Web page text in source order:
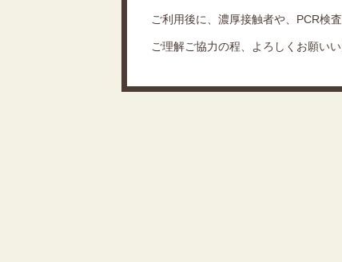
ご利用後に、濃厚接触者や、PCR検
ご理解ご協力の程、よろしくお願いい